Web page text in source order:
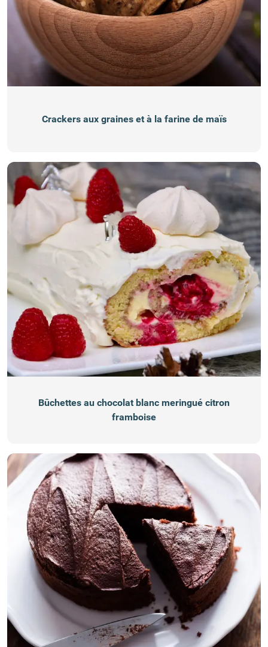
Crackers aux graines et à la farine de maïs
Bûchettes au chocolat blanc meringué citron
framboise